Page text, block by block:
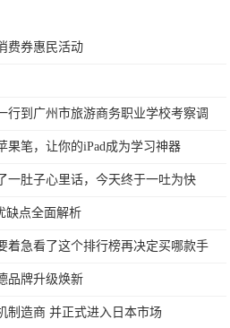
费券惠民活动
行到广州市旅游商务职业学校考察调
果笔，让你的iPad成为学习神器
一肚子心里话，今天终于一吐为快
缺点全面解析
着急看了这个排行榜再决定买哪款手
品牌升级焕新
制造商 并正式进入日本市场